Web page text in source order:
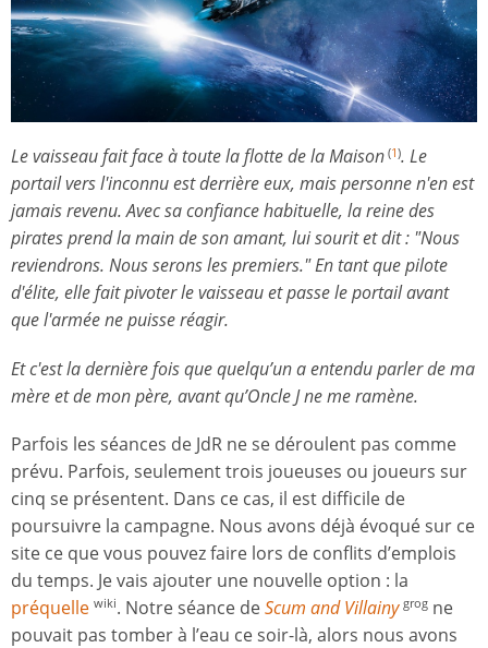
Le vaisseau fait face à toute la flotte de la Maison (1). Le
portail vers l'inconnu est derrière eux, mais personne n'en est
jamais revenu. Avec sa confiance habituelle, la reine des
pirates prend la main de son amant, lui sourit et dit : "Nous
reviendrons. Nous serons les premiers." En tant que pilote
d'élite, elle fait pivoter le vaisseau et passe le portail avant
que l'armée ne puisse réagir.
Et c'est la dernière fois que quelqu’un a entendu parler de ma
mère et de mon père, avant qu’Oncle J ne me ramène.
Parfois les séances de JdR ne se déroulent pas comme
prévu. Parfois, seulement trois joueuses ou joueurs sur
cinq se présentent. Dans ce cas, il est difficile de
poursuivre la campagne. Nous avons déjà évoqué sur ce
site ce que vous pouvez faire lors de conflits d’emplois
du temps. Je vais ajouter une nouvelle option : la
préquelle wiki. Notre séance deScum and Villainy grog ne
pouvait pas tomber à l’eau ce soir-là, alors nous avons